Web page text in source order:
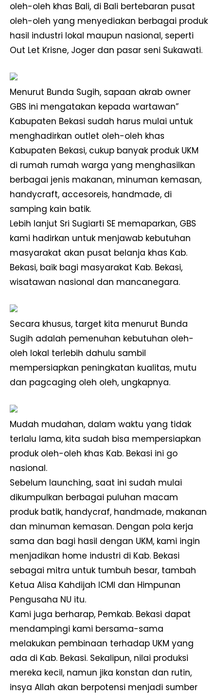
oleh-oleh khas Bali, di Bali bertebaran pusat
oleh-oleh yang menyediakan berbagai produk
hasil industri lokal maupun nasional, seperti
Out Let Krisne, Joger dan pasar seni Sukawati.
Menurut Bunda Sugih, sapaan akrab owner
GBS ini mengatakan kepada wartawan”
Kabupaten Bekasi sudah harus mulai untuk
menghadirkan outlet oleh-oleh khas
Kabupaten Bekasi, cukup banyak produk UKM
di rumah rumah warga yang menghasilkan
berbagai jenis makanan, minuman kemasan,
handycraft, accesoreis, handmade, di
samping kain batik.
Lebih lanjut Sri Sugiarti SE memaparkan, GBS
kami hadirkan untuk menjawab kebutuhan
masyarakat akan pusat belanja khas Kab.
Bekasi, baik bagi masyarakat Kab. Bekasi,
wisatawan nasional dan mancanegara.
Secara khusus, target kita menurut Bunda
Sugih adalah pemenuhan kebutuhan oleh-
oleh lokal terlebih dahulu sambil
mempersiapkan peningkatan kualitas, mutu
dan pagcaging oleh oleh, ungkapnya.
Mudah mudahan, dalam waktu yang tidak
terlalu lama, kita sudah bisa mempersiapkan
produk oleh-oleh khas Kab. Bekasi ini go
nasional.
Sebelum launching, saat ini sudah mulai
dikumpulkan berbagai puluhan macam
produk batik, handycraf, handmade, makanan
dan minuman kemasan. Dengan pola kerja
sama dan bagi hasil dengan UKM, kami ingin
menjadikan home industri di Kab. Bekasi
sebagai mitra untuk tumbuh besar, tambah
Ketua Alisa Kahdijah ICMI dan Himpunan
Pengusaha NU itu.
Kami juga berharap, Pemkab. Bekasi dapat
mendampingi kami bersama-sama
melakukan pembinaan terhadap UKM yang
ada di Kab. Bekasi. Sekalipun, nilai produksi
mereka kecil, namun jika konstan dan rutin,
insya Allah akan berpotensi menjadi sumber